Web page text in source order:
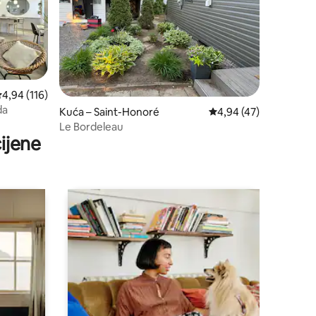
ocjena: 4,94/5, recenzija: 116
4,94 (116)
Kuća – Saint-Honoré Prosječna ocjena:
4,94 (47)
Le Bordeleau